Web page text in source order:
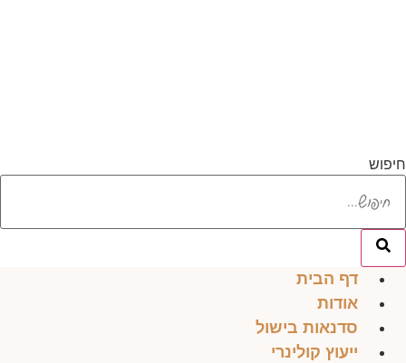
חיפוש
דף הבית
אודות
סדנאות בישול
ייעוץ קולינרי